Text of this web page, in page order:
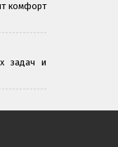
комфорт
задач и